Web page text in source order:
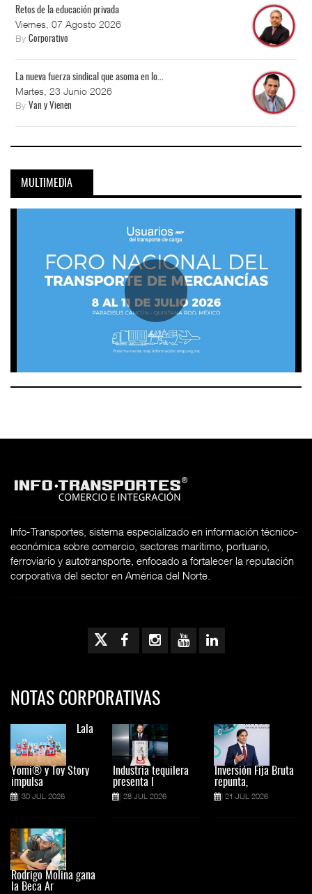
Retos de la educación privada
Viernes, 07 Agosto 2026
By Corporativo
La nueva fuerza sindical que asoma en lo...
Martes, 23 Junio 2026
By Van y Vienen
MULTIMEDIA
Info-Transportes, sistema especializado en información técnico-
económica sobre comercio, sectores marítimo, portuario,
ferroviario y autotransporte, enfocado a fortalecer la reputación
corporativa del sector en América del Norte.
NOTAS CORPORATIVAS
Lala
Yomi® y Toy Story
impulsa
30 JUL 2026
Rodrigo Molina gana
la Beca Ar
Industria tequilera
presenta l
28 JUL 2026
Inversión Fija Bruta
repunta,
21 JUL 2026